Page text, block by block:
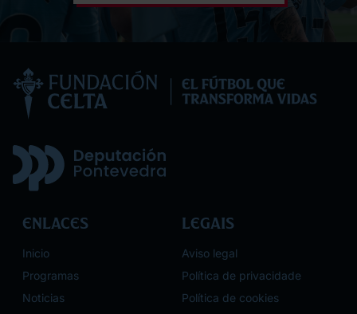
Enlaces
Inicio
Programas
Noticias
Legais
Aviso legal
Política de privacidade
Política de cookies